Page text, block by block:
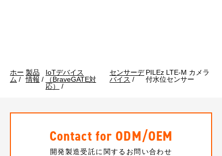
ホー
ム /
製品
情報 /
IoTデバイス
（BraveGATE対
応）
/
センサーデ
バイス /
PILEz LTE-M カメラ
付水位センサー
Contact for ODM/OEM
開発製造受託に関するお問い合わせ